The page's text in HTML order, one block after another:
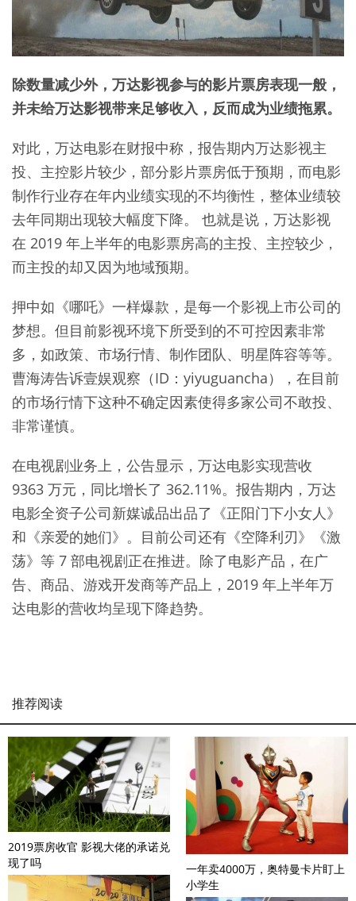
除数量减少外，万达影视参与的影片票房表现一般，
并未给万达影视带来足够收入，反而成为业绩拖累。
对此，万达电影在财报中称，报告期内万达影视主
投、主控影片较少，部分影片票房低于预期，而电影
制作行业存在年内业绩实现的不均衡性，整体业绩较
去年同期出现较大幅度下降。 也就是说，万达影视
在 2019 年上半年的电影票房高的主投、主控较少，
而主投的却又因为地域预期。
押中如《哪吒》一样爆款，是每一个影视上市公司的
梦想。但目前影视环境下所受到的不可控因素非常
多，如政策、市场行情、制作团队、明星阵容等等。
曹海涛告诉壹娱观察（ID：yiyuguancha），在目前
的市场行情下这种不确定因素使得多家公司不敢投、
非常谨慎。
在电视剧业务上，公告显示，万达电影实现营收
9363 万元，同比增长了 362.11%。报告期内，万达
电影全资子公司新媒诚品出品了《正阳门下小女人》
和《亲爱的她们》。目前公司还有《空降利刃》《激
荡》等 7 部电视剧正在推进。除了电影产品，在广
告、商品、游戏开发商等产品上，2019 年上半年万
达电影的营收均呈现下降趋势。
推荐阅读
2019票房收官 影视大佬的承诺兑
现了吗
一年卖4000万，奥特曼卡片盯上
小学生